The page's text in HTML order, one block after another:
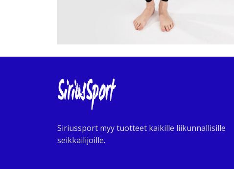
Siriussport myy tuotteet kaikille liikunnallisille
seikkailijoille.